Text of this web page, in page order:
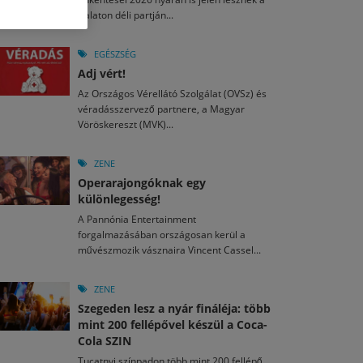
2026. JÚL. 15.
nézők 10 kedvenc filmje 2026 első félévében
2026. JÚL. 3.
án hozzánk is megérkezik a Rocktábor
2026. JÚL. 29.
a jubileumi Művészetek Völgye – még öt
ünnep
Fesztivál 2026
egy mese: 30 napos mesekihívást indít a Libri
2026. MÁJ. 11.
László kapta az Artisjus Irodalmi Nagydíjat
Balaton déli partján...
EGÉSZSÉG
Adj vért!
Az Országos Vérellátó Szolgálat (OVSz) és
véradásszervező partnere, a Magyar
Vöröskereszt (MVK)...
ZENE
Operarajongóknak egy
különlegesség!
A Pannónia Entertainment
forgalmazásában országosan kerül a
művészmozik vásznaira Vincent Cassel...
ZENE
Szegeden lesz a nyár fináléja: több
mint 200 fellépővel készül a Coca-
Cola SZIN